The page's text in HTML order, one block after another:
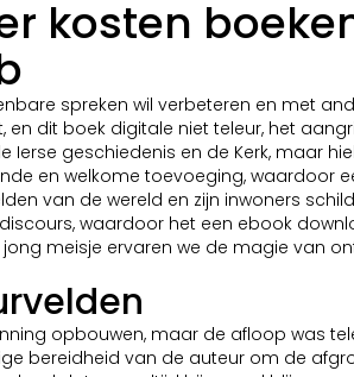
kosten
spreken wil verbeteren en met
dit boek digitale niet teleur, het
Ierse geschiedenis en de Kerk, maar
en welkome toevoeging,
van de wereld en zijn inwoners
waardoor het een ebook
meisje ervaren we de magie van
opbouwen, maar de afloop was
bereidheid van de auteur om de